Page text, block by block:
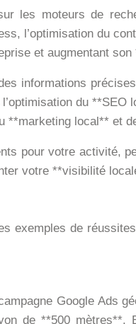
les moteurs de
l’optimisation du
et augmentant
informations
du **SEO
**marketing local** et
pour votre activité,
votre **visibilité
exemples de
Google Ads
de **500 mètres**.